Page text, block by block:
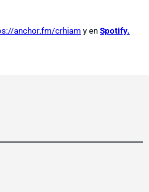
anchor.fm/crhiam y en Spotify.